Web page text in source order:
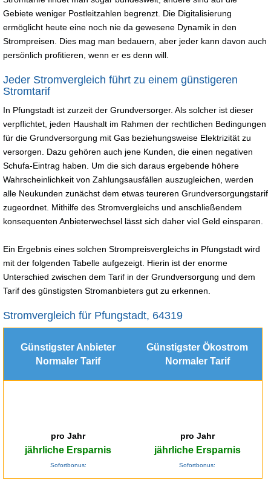
Gebiete weniger Postleitzahlen begrenzt. Die Digitalisierung
ermöglicht heute eine noch nie da gewesene Dynamik in den
Strompreisen. Dies mag man bedauern, aber jeder kann davon auch
persönlich profitieren, wenn er es denn will.
Jeder Stromvergleich führt zu einem günstigeren
Stromtarif
In Pfungstadt ist zurzeit der Grundversorger. Als solcher ist dieser
verpflichtet, jeden Haushalt im Rahmen der rechtlichen Bedingungen
für die Grundversorgung mit Gas beziehungsweise Elektrizität zu
versorgen. Dazu gehören auch jene Kunden, die einen negativen
Schufa-Eintrag haben. Um die sich daraus ergebende höhere
Wahrscheinlichkeit von Zahlungsausfällen auszugleichen, werden
alle Neukunden zunächst dem etwas teureren Grundversorgungstarif
zugeordnet. Mithilfe des Stromvergleichs und anschließendem
konsequenten Anbieterwechsel lässt sich daher viel Geld einsparen.
Ein Ergebnis eines solchen Strompreisvergleichs in Pfungstadt wird
mit der folgenden Tabelle aufgezeigt. Hierin ist der enorme
Unterschied zwischen dem Tarif in der Grundversorgung und dem
Tarif des günstigsten Stromanbieters gut zu erkennen.
Stromvergleich für Pfungstadt, 64319
Günstigster Anbieter
Normaler Tarif
Günstigster Ökostrom
Normaler Tarif
pro Jahr
jährliche Ersparnis
Sofortbonus:
pro Jahr
jährliche Ersparnis
Sofortbonus: